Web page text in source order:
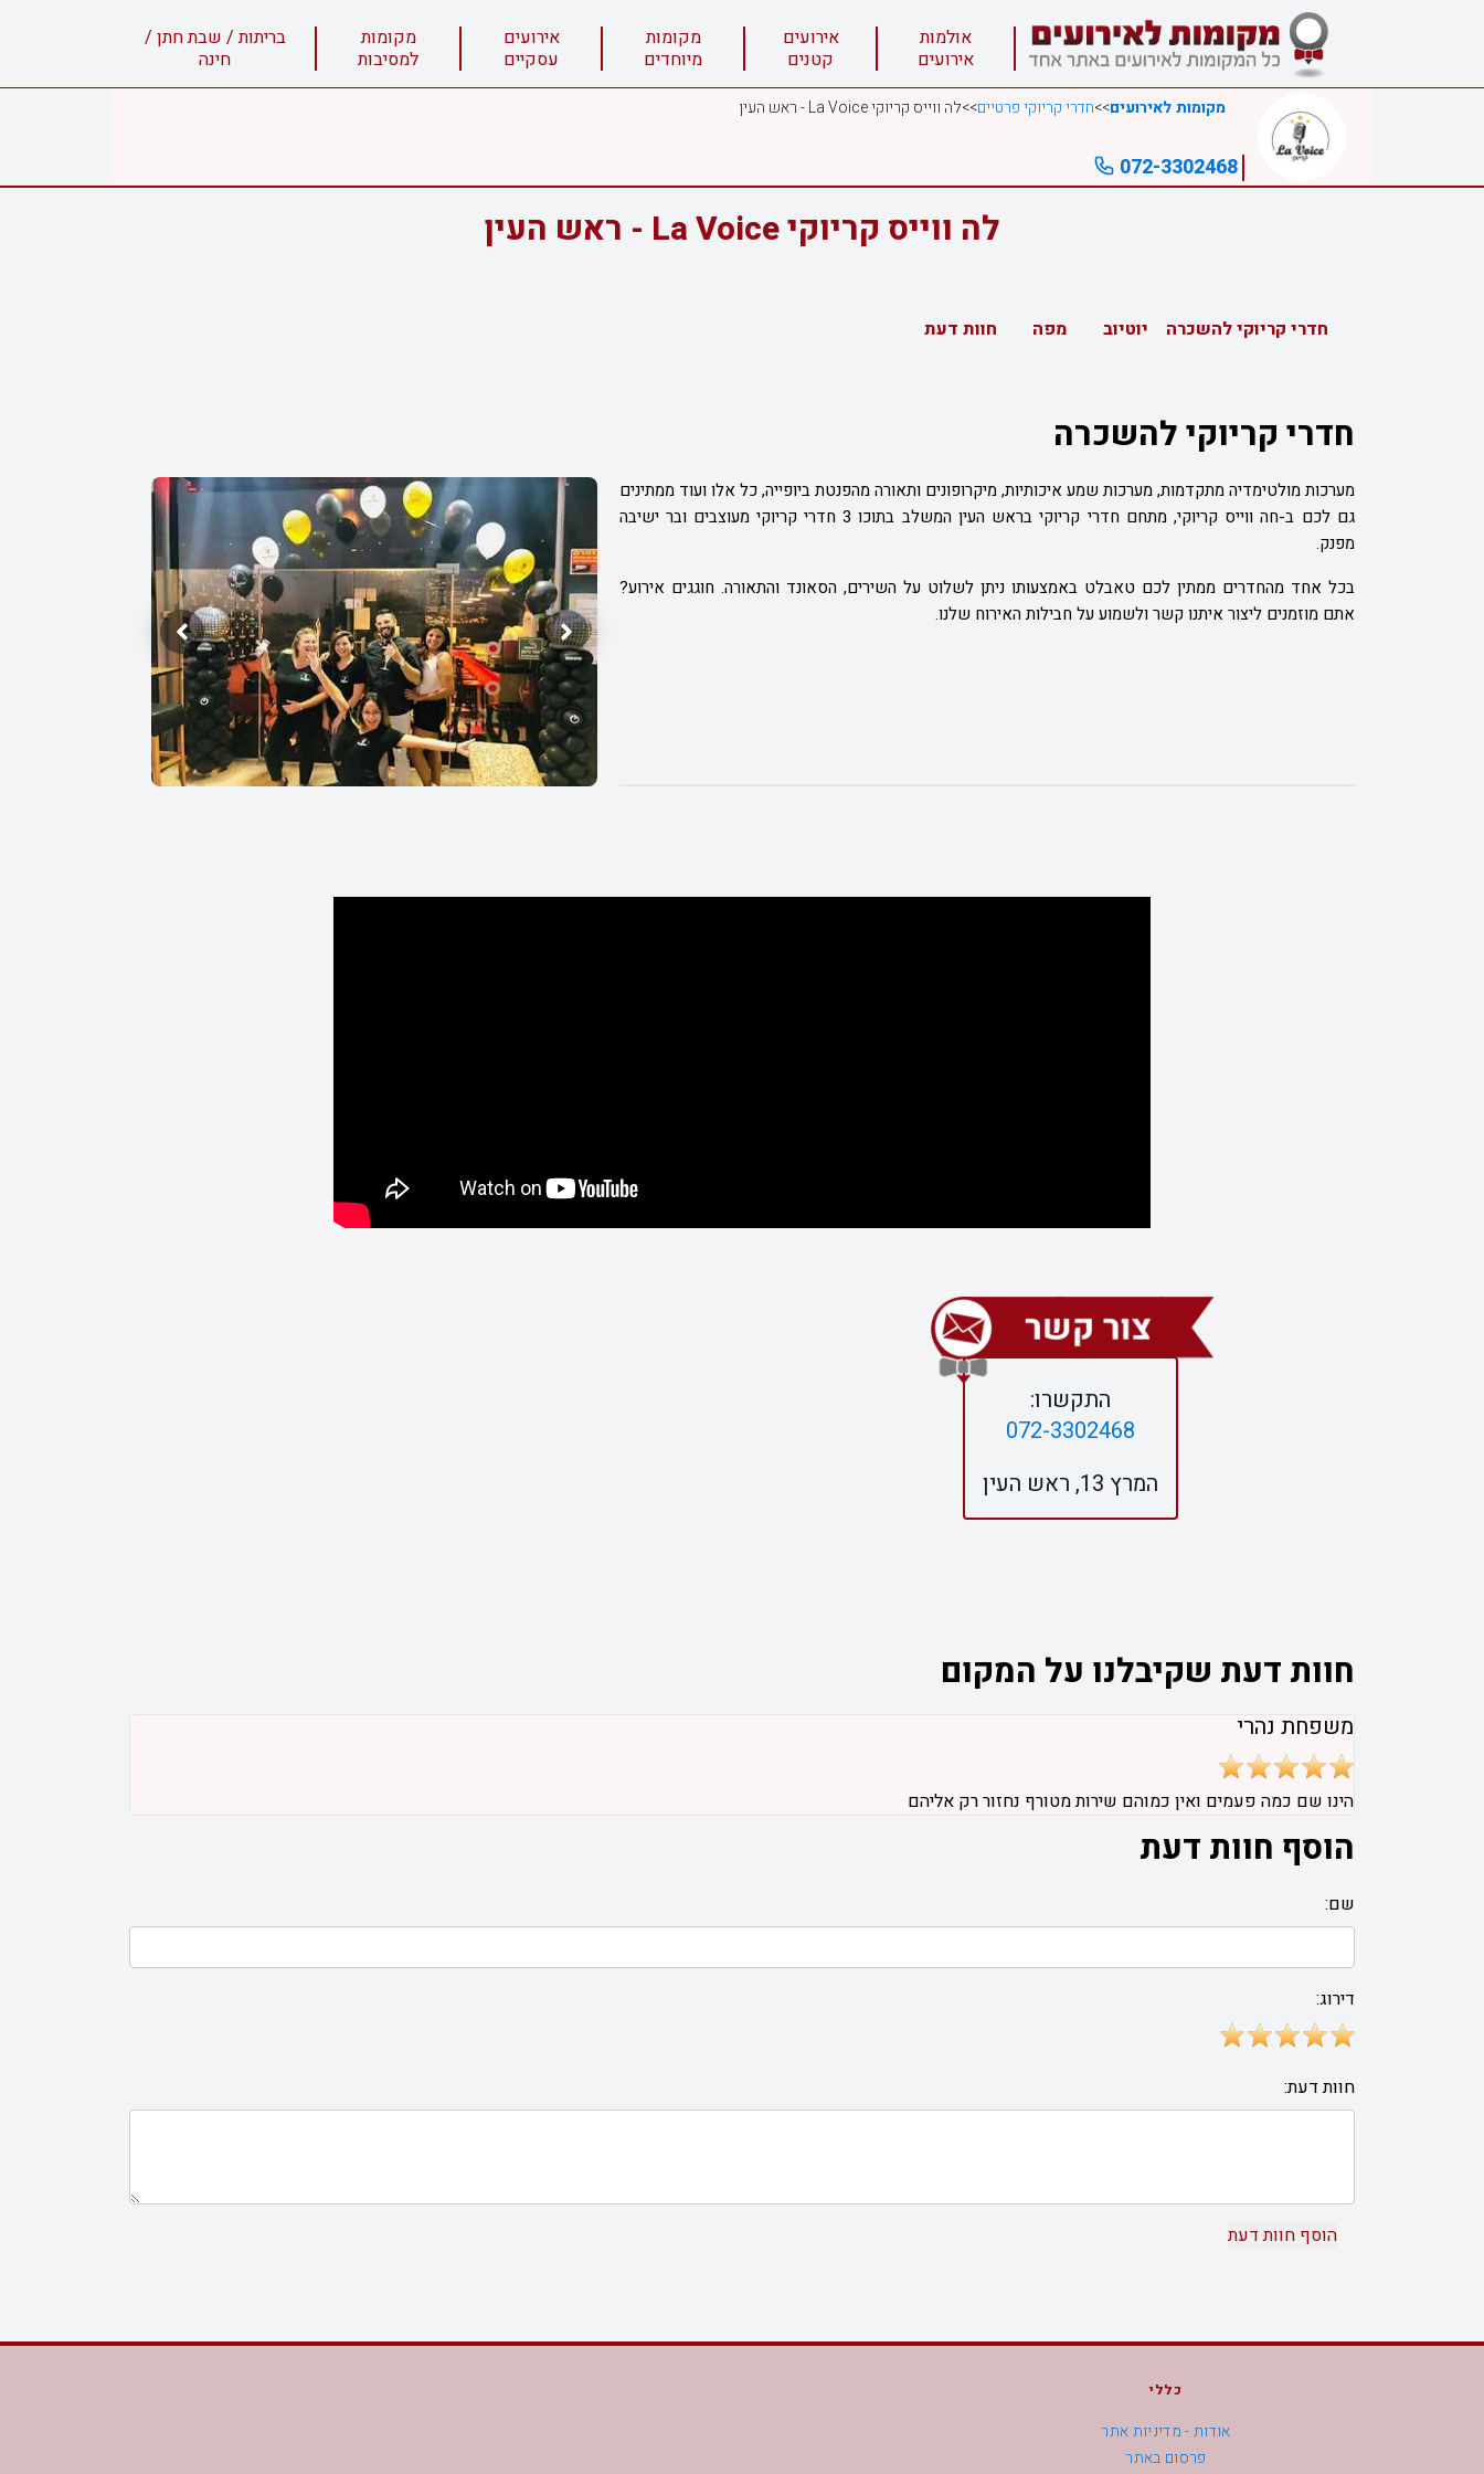
אולמות
אירועים
אירועים
קטנים
מקומות
מיוחדים
אירועים
עסקיים
מקומות
למסיבות
בריתות / שבת חתן /
חינה
מקומות לאירועים>>חדרי קריוקי פרטיים>>לה ווייס קריוקי La Voice - ראש העין
072-3302468
לה ווייס קריוקי La Voice - ראש העין
חדרי קריוקי להשכרה יוטיוב מפה חוות דעת
חדרי קריוקי להשכרה
מערכות מולטימדיה מתקדמות, מערכות שמע איכותיות, מיקרופונים ותאורה מהפנטת ביופייה, כל אלו ועוד ממתינים
גם לכם ב-חה ווייס קריוקי
, מתחם חדרי קריוקי בראש העין המשלב בתוכו 3 חדרי קריוקי מעוצבים ובר ישיבה
מפנק.
בכל אחד מהחדרים ממתין לכם טאבלט באמצעותו ניתן לשלוט על השירים, הסאונד והתאורה. חוגגים אירוע?
אתם מוזמנים ליצור איתנו קשר ולשמוע על חבילות האירוח שלנו.
התקשרו:
072-3302468
המרץ 13, ראש העין
חוות דעת שקיבלנו על המקום
משפחת נהרי
הינו שם כמה פעמים ואין כמוהם שירות מטורף נחזור רק אליהם
הוסף חוות דעת
שם:
דירוג:
חוות דעת:
כללי
אודות - מדיניות אתר
פרסום באתר